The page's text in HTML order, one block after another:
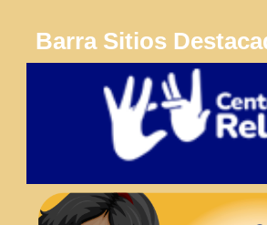
Barra Sitios